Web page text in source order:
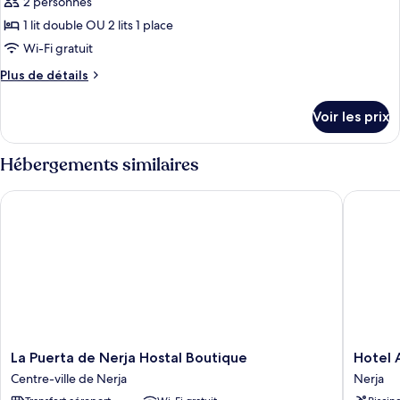
balcon
photos
pour
ce
type
de
Chambre
Double
Supérieure,
terrasse
1 lit double OU 2 lits 1 place
Wi-Fi gratuit
Plus de détails
Plus
le
type
de
chambre
Chambre
Voir les prix
Hébergements similaires
La
Puerta
de
La Puerta de Nerja Hostal Boutique
Centre-ville de Nerja
La Puerta de Nerja Hostal Boutique
Hotel
Al
Andalus
Hotel
Nerja
Hotel Al